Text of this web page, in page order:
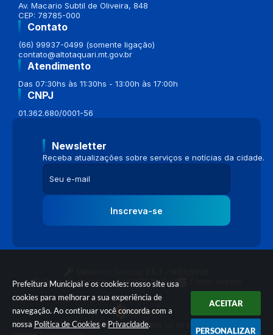
Prefeitura Municipal e os cookies: nosso site usa
cookies para melhorar a sua experiência de
navegação. Ao continuar você concorda com a
nossa Política de Cookies e Privacidade.
ACEITAR
PERSONALIZAR
Av. Macario Subtil de Oliveira, 848
CEP: 78785-000
Contato
(66) 99937-0499 (somente ligação)
contato@altotaquari.mt.gov.br
Atendimento
Das 07:30hs às 11:30hs - 13:00h às 17:00h
CNPJ
01.362.680/0001-56
Newsletter
Receba atualizações sobre serviços e notícias da cidade.
Inscreva-se
Portal atualizado em:04/08/2026 16:58
© Copyright Instar - 2006-2026. Todos os direitos reservados -